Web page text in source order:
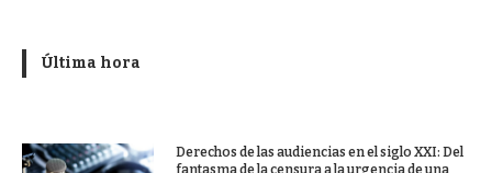
Última hora
Derechos de las audiencias en el siglo XXI: Del
fantasma de la censura a la urgencia de una